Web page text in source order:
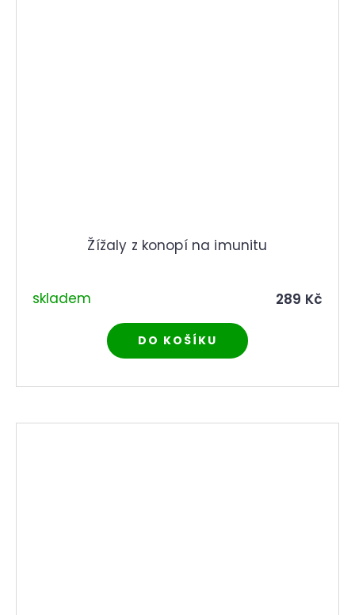
Žížaly z konopí na imunitu
skladem 289 Kč
DO KOŠÍKU